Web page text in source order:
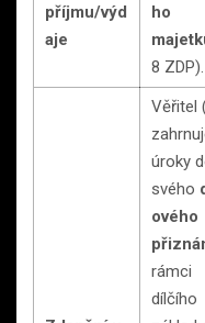
příjmu/výd
aje
ho
8 ZDP).
Věřitel
úroky
svého
ového
rámci
dílčího